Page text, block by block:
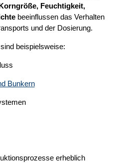
Feuchtigkeit,
beeinflussen das Verhalten
und der Dosierung.
beispielsweise:
Bunkern
erheblich